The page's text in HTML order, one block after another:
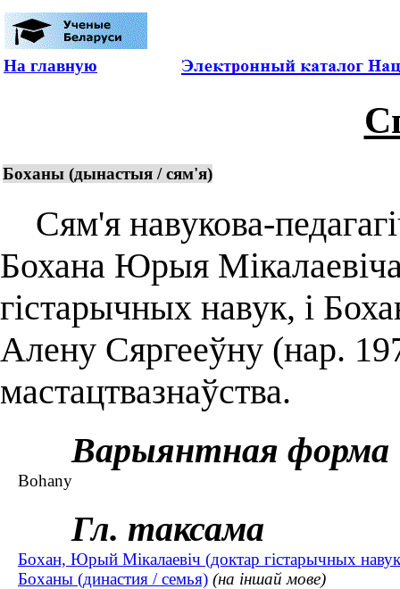
На главную
Боханы (дынастыя / сям'я)
Сям'я навукова-
Бохана Юрыя
гістарычных навук, і
Алену Сяргееўну (нар.
мастацтвазнаўства.
Варыянтная форма
Bohany
Гл. таксама
Бохан, Юрый Мікалаевіч (доктар гістарычных
Боханы (династия / семья) (на іншай мове)